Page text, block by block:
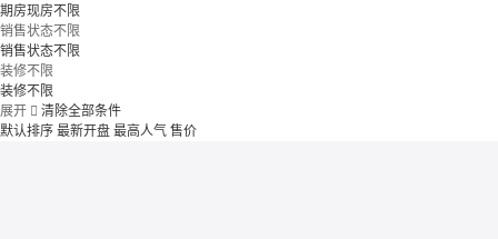
期房现房不限
销售状态不限
销售状态不限
装修不限
装修不限
展开  清除全部条件
默认排序 最新开盘 最高人气 售价